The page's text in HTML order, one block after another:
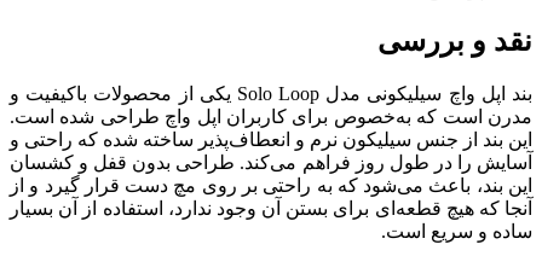
نقد و بررسی
بند اپل واچ سیلیکونی مدل Solo Loop یکی از محصولات باکیفیت و
مدرن است که به‌خصوص برای کاربران اپل واچ طراحی شده است.
این بند از جنس سیلیکون نرم و انعطاف‌پذیر ساخته شده که راحتی و
آسایش را در طول روز فراهم می‌کند. طراحی بدون قفل و کشسان
این بند، باعث می‌شود که به راحتی بر روی مچ دست قرار گیرد و از
آنجا که هیچ قطعه‌ای برای بستن آن وجود ندارد، استفاده از آن بسیار
ساده و سریع است.